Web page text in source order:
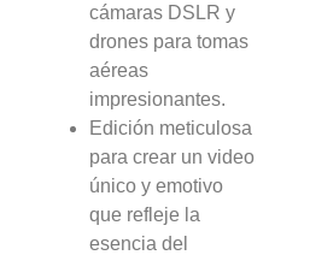
cámaras DSLR y
drones para tomas
aéreas
impresionantes.
Edición meticulosa
para crear un video
único y emotivo
que refleje la
esencia del